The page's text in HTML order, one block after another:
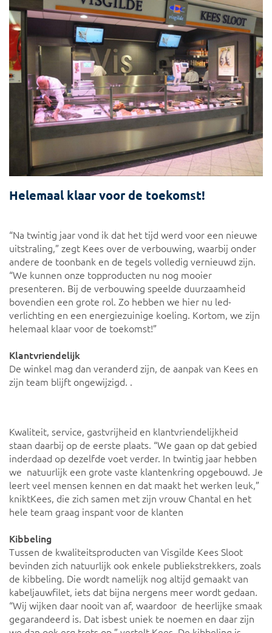
Helemaal klaar voor de toekomst!
“Na twintig jaar vond ik dat het tijd werd voor een nieuwe
uitstraling,” zegt Kees over de verbouwing, waarbij onder
andere de toonbank en de tegels volledig vernieuwd zijn.
“We kunnen onze topproducten nu nog mooier
presenteren. Bij de verbouwing speelde duurzaamheid
bovendien een grote rol. Zo hebben we hier nu led-
verlichting en een energiezuinige koeling. Kortom, we zijn
helemaal klaar voor de toekomst!”
Klantvriendelijk
De winkel mag dan veranderd zijn, de aanpak van Kees en
zijn team blijft ongewijzigd. .
Kwaliteit, service, gastvrijheid en klantvriendelijkheid
staan daarbij op de eerste plaats. “We gaan op dat gebied
inderdaad op dezelfde voet verder. In twintig jaar hebben
we natuurlijk een grote vaste klantenkring opgebouwd. Je
leert veel mensen kennen en dat maakt het werken leuk,”
kniktKees, die zich samen met zijn vrouw Chantal en het
hele team graag inspant voor de klanten
Kibbeling
Tussen de kwaliteitsproducten van Visgilde Kees Sloot
bevinden zich natuurlijk ook enkele publiekstrekkers, zoals
de kibbeling. Die wordt namelijk nog altijd gemaakt van
kabeljauwfilet, iets dat bijna nergens meer wordt gedaan.
“Wij wijken daar nooit van af, waardoor de heerlijke smaak
gegarandeerd is. Dat isbest uniek te noemen en daar zijn